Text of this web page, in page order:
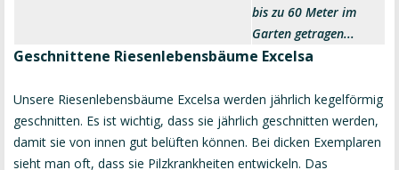
bis zu 60 Meter im
Garten getragen...
Geschnittene Riesenlebensbäume Excelsa
Unsere Riesenlebensbäume Excelsa werden jährlich kegelförmig
geschnitten. Es ist wichtig, dass sie jährlich geschnitten werden,
damit sie von innen gut belüften können. Bei dicken Exemplaren
sieht man oft, dass sie Pilzkrankheiten entwickeln. Das